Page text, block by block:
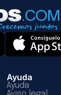
Ayuda
Ayuda